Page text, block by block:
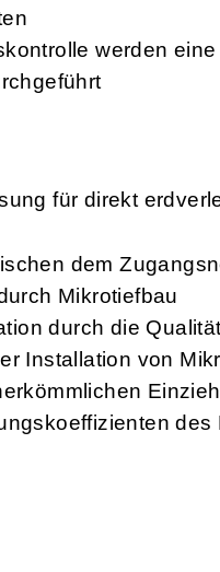
werden
für direkt
dem
Mikrotiefbau
durch die
Installation von
des